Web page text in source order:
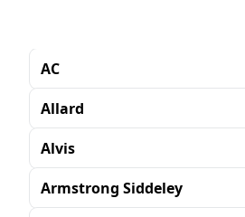
AC
Allard
Alvis
Armstrong Siddeley